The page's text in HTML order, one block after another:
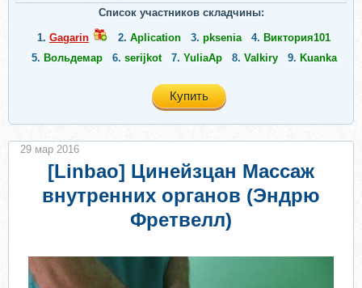
Список участников складчины:
1. Gagarin 2. Aplication 3. pksenia 4. Виктория101
5. Вольдемар 6. serijkot 7. YuliaAp 8. Valkiry 9. Kuanka
Купить
[Linbao] Цинейзцан Массаж
внутренних органов (Эндрю
Фретвелл)
29 мар 2016